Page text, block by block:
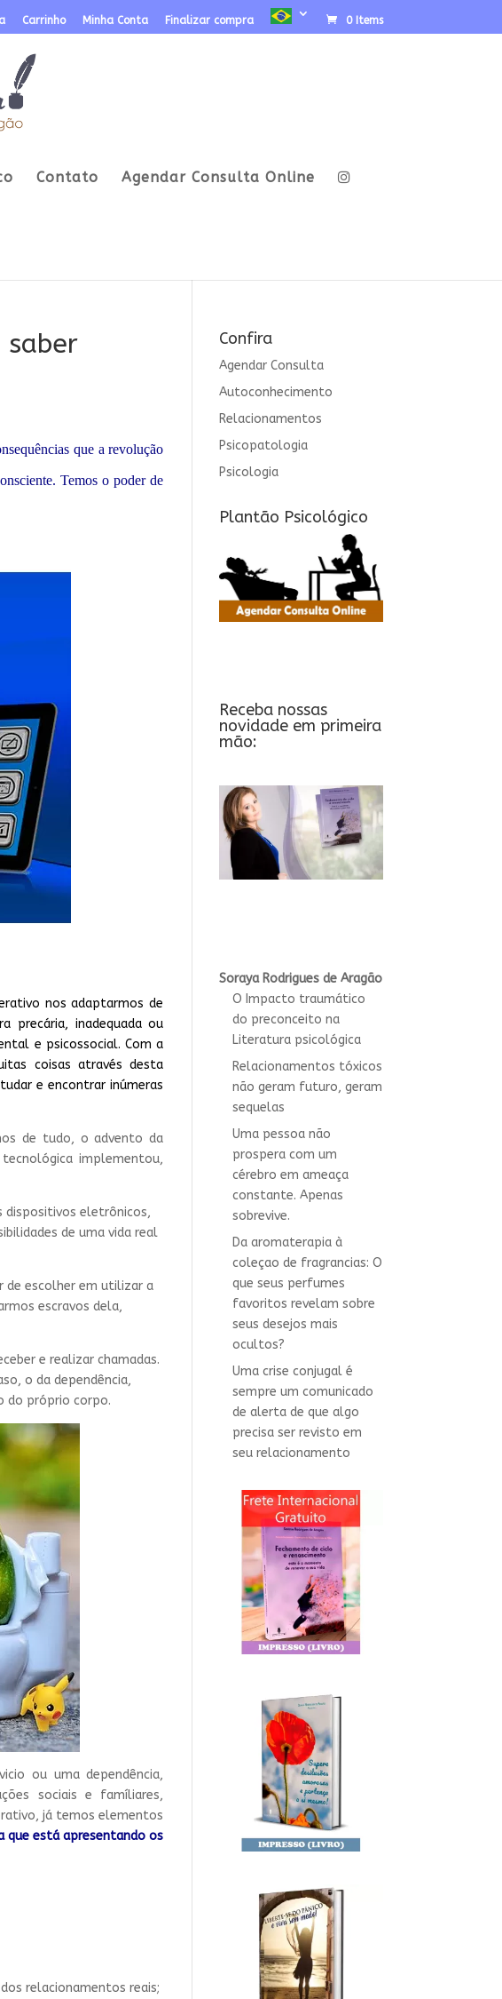
Carrinho Minha Conta Finalizar compra 0 Items
Contato Agendar Consulta Online
saber
que a revolução
Temos o poder de
nos adaptarmos de
precária, inadequada ou
e psicossocial. Com a
coisas através desta
e encontrar inúmeras
de tudo, o advento da
implementou,
dispositivos eletrônicos,
de uma vida real
de escolher em utilizar a
escravos dela,
e realizar chamadas.
o da dependência,
do próprio corpo.
ou uma dependência,
sociais e famíliares,
já temos elementos
que está apresentando os
relacionamentos reais;
Confira
Agendar Consulta
Autoconhecimento
Relacionamentos
Psicopatologia
Psicologia
Plantão Psicológico
Receba nossas
novidade em primeira
mão:
Soraya Rodrigues de Aragão
O Impacto traumático
do preconceito na
Literatura psicológica
Relacionamentos tóxicos
não geram futuro, geram
sequelas
Uma pessoa não
prospera com um
cérebro em ameaça
constante. Apenas
sobrevive.
Da aromaterapia à
coleçao de fragrancias: O
que seus perfumes
favoritos revelam sobre
seus desejos mais
ocultos?
Uma crise conjugal é
sempre um comunicado
de alerta de que algo
precisa ser revisto em
seu relacionamento